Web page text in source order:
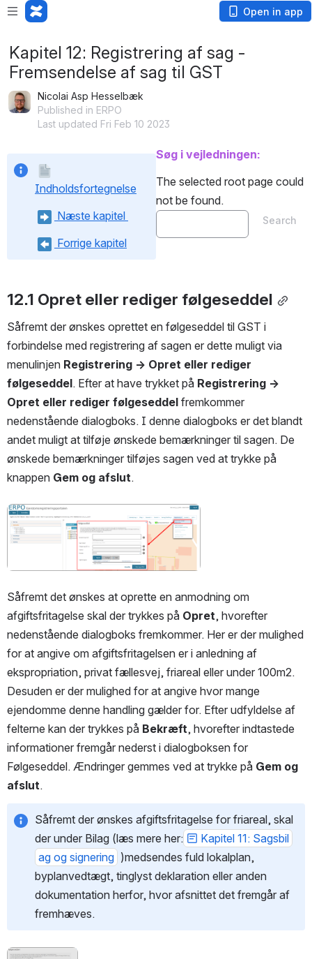
Open in app
Kapitel 12: Registrering af sag -
Fremsendelse af sag til GST
Nicolai Asp Hesselbæk
Published in ERPO
Last updated Fri Feb 10 2023
Indholdsfortegnelse
Næste kapitel
Forrige kapitel
Søg i vejledningen:
The selected root page could
not be found.
Search
12.1 Opret eller rediger følgeseddel
Såfremt der ønskes oprettet en følgeseddel til GST i
forbindelse med registrering af sagen er dette muligt via
menulinjen Registrering → Opret eller rediger
følgeseddel. Efter at have trykket på Registrering →
Opret eller rediger følgeseddel fremkommer
nedenstående dialogboks. I denne dialogboks er det blandt
andet muligt at tilføje ønskede bemærkninger til sagen. De
ønskede bemærkninger tilføjes sagen ved at trykke på
knappen Gem og afslut.
Open
Såfremt det ønskes at oprette en anmodning om
afgiftsfritagelse skal der trykkes på Opret, hvorefter
nedenstående dialogboks fremkommer. Her er der mulighed
for at angive om afgiftsfritagelsen er i anledning af
ekspropriation, privat fællesvej, friareal eller under 100m2.
Desuden er der mulighed for at angive hvor mange
ejendomme denne handling gælder for. Efter udfyldelse af
felterne kan der trykkes på Bekræft, hvorefter indtastede
informationer fremgår nederst i dialogboksen for
Følgeseddel. Ændringer gemmes ved at trykke på Gem og
afslut.
Såfremt der ønskes afgiftsfritagelse for friareal, skal
der under Bilag (læs mere her:
Kapitel 11: Sagsbil
ag og signering )medsendes fuld lokalplan,
byplanvedtægt, tinglyst deklaration eller anden
dokumentation herfor, hvor afsnittet det fremgår af
fremhæves.